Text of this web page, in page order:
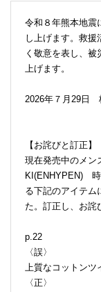
令和８年熊本地震
し上げます。救
く敬意を表し、
上げます。
2026年７月29日
【お詫びと訂正】
現在発売中のメン
KI(ENHYPEN) 時
る下記のアイテム
た。訂正し、お詫
p.22
〈誤〉
上質なコットンツ
〈正〉